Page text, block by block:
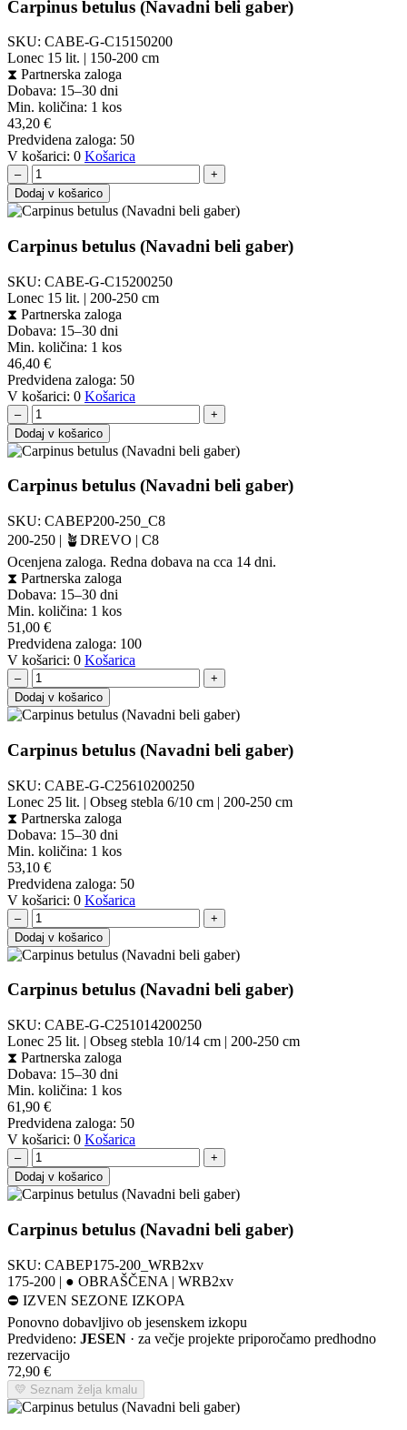
Carpinus betulus (Navadni beli gaber)
SKU: CABE-G-C15150200
Lonec 15 lit. | 150-200 cm
⧗ Partnerska zaloga
Dobava: 15–30 dni
Min. količina: 1 kos
43,20 €
Predvidena zaloga: 50
V košarici: 0 Košarica
–
+
Dodaj v košarico
Carpinus betulus (Navadni beli gaber)
SKU: CABE-G-C15200250
Lonec 15 lit. | 200-250 cm
⧗ Partnerska zaloga
Dobava: 15–30 dni
Min. količina: 1 kos
46,40 €
Predvidena zaloga: 50
V košarici: 0 Košarica
–
+
Dodaj v košarico
Carpinus betulus (Navadni beli gaber)
SKU: CABEP200-250_C8
200-250 | 🪴DREVO | C8
Ocenjena zaloga. Redna dobava na cca 14 dni.
⧗ Partnerska zaloga
Dobava: 15–30 dni
Min. količina: 1 kos
51,00 €
Predvidena zaloga: 100
V košarici: 0 Košarica
–
+
Dodaj v košarico
Carpinus betulus (Navadni beli gaber)
SKU: CABE-G-C25610200250
Lonec 25 lit. | Obseg stebla 6/10 cm | 200-250 cm
⧗ Partnerska zaloga
Dobava: 15–30 dni
Min. količina: 1 kos
53,10 €
Predvidena zaloga: 50
V košarici: 0 Košarica
–
+
Dodaj v košarico
Carpinus betulus (Navadni beli gaber)
SKU: CABE-G-C251014200250
Lonec 25 lit. | Obseg stebla 10/14 cm | 200-250 cm
⧗ Partnerska zaloga
Dobava: 15–30 dni
Min. količina: 1 kos
61,90 €
Predvidena zaloga: 50
V košarici: 0 Košarica
–
+
Dodaj v košarico
Carpinus betulus (Navadni beli gaber)
SKU: CABEP175-200_WRB2xv
175-200 | ● OBRAŠČENA | WRB2xv
⛔ IZVEN SEZONE IZKOPA
Ponovno dobavljivo ob jesenskem izkopu
Predvideno: JESEN · za večje projekte priporočamo predhodno
rezervacijo
72,90 €
💛 Seznam želja kmalu